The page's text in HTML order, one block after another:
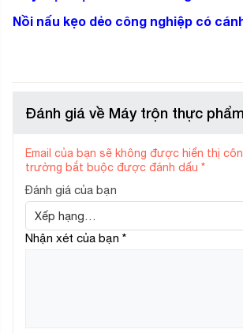
Nồi nấu kẹo dẻo công nghiệp có
Đánh giá về Máy trộn thực
Email của bạn sẽ không được hiển thị
trường bắt buộc được đánh dấu *
Đánh giá của bạn
Nhận xét của bạn *